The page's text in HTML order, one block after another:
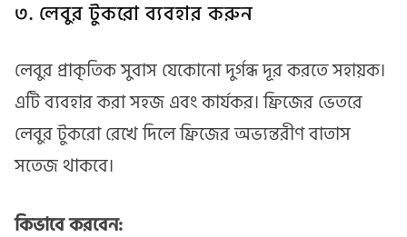
৩. লেবুর টুকরো ব্যবহার করুন
লেবুর প্রাকৃতিক সুবাস যেকোনো দুর্গন্ধ দূর করতে সহায়ক।
এটি ব্যবহার করা সহজ এবং কার্যকর। ফ্রিজের ভেতরে
লেবুর টুকরো রেখে দিলে ফ্রিজের অভ্যন্তরীণ বাতাস
সতেজ থাকবে।
কিভাবে করবেন: